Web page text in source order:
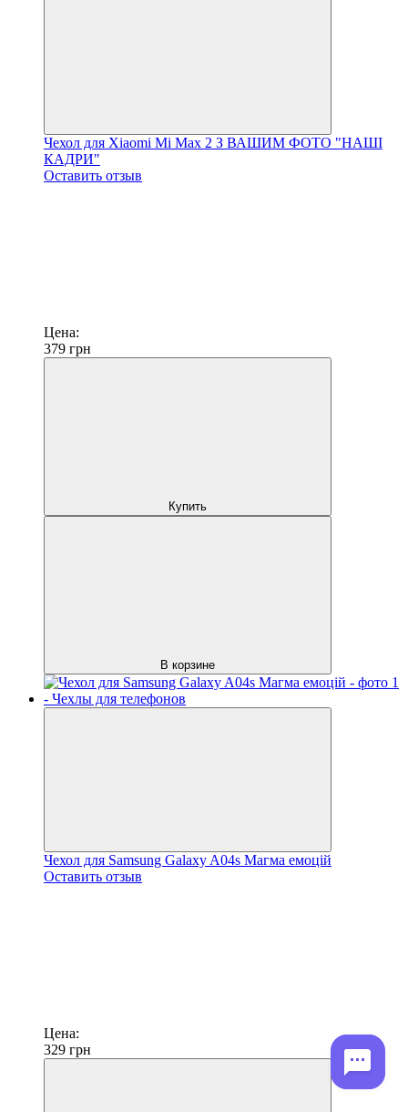
Чехол для Xiaomi Mi Max 2 З ВАШИМ ФОТО "НАШІ
КАДРИ"
Оставить отзыв
Цена:
379 грн
Купить
В корзине
Чехол для Samsung Galaxy A04s Магма емоцій
Оставить отзыв
Цена:
329 грн